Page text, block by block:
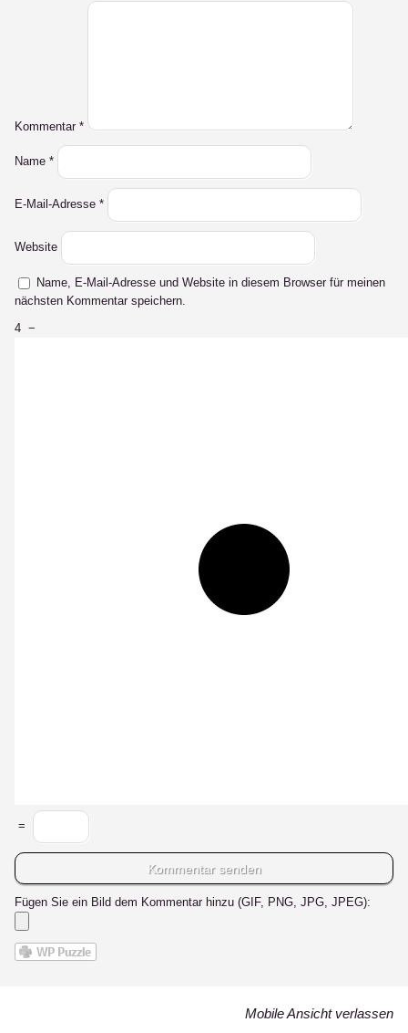
Kommentar *
Name *
E-Mail-Adresse *
Website
Name, E-Mail-Adresse und Website in diesem Browser für meinen
nächsten Kommentar speichern.
4 −
=
Fügen Sie ein Bild dem Kommentar hinzu (GIF, PNG, JPG, JPEG):
Mobile Ansicht verlassen